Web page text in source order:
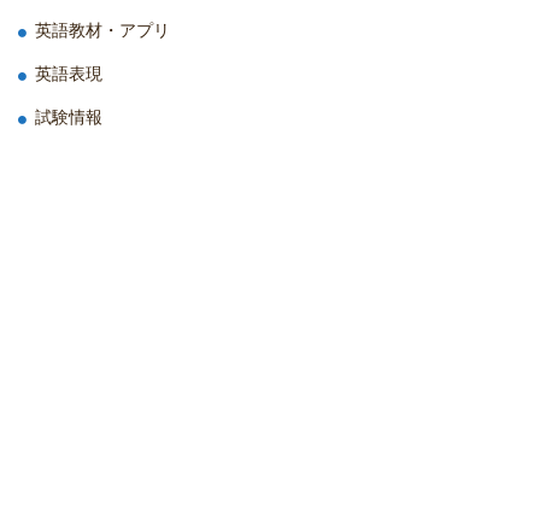
英語教材・アプリ
英語表現
試験情報